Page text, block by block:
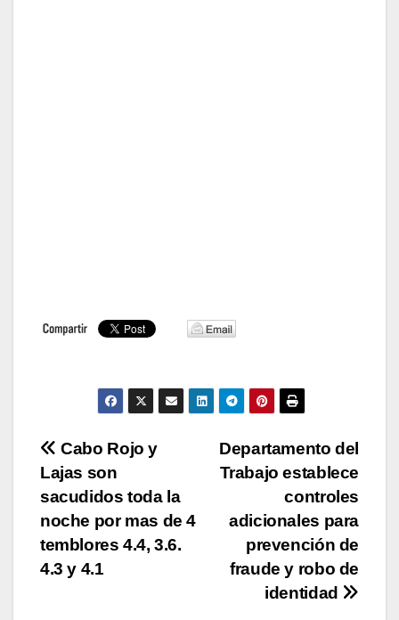
Navegación
de
entradas
Departamento del
Trabajo establece
controles
adicionales para
prevención de
fraude y robo de
identidad
Cabo Rojo y
Lajas son
sacudidos toda la
noche por mas de 4
temblores 4.4, 3.6.
4.3 y 4.1